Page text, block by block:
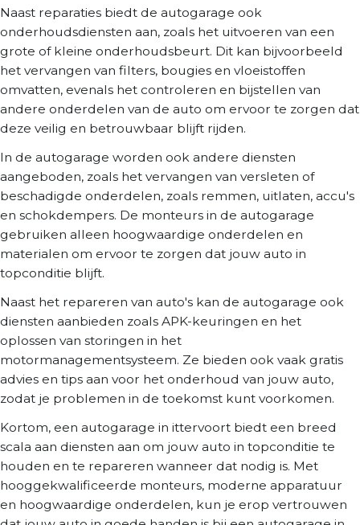
Naast reparaties biedt de autogarage ook
onderhoudsdiensten aan, zoals het uitvoeren van een
grote of kleine onderhoudsbeurt. Dit kan bijvoorbeeld
het vervangen van filters, bougies en vloeistoffen
omvatten, evenals het controleren en bijstellen van
andere onderdelen van de auto om ervoor te zorgen dat
deze veilig en betrouwbaar blijft rijden.
In de autogarage worden ook andere diensten
aangeboden, zoals het vervangen van versleten of
beschadigde onderdelen, zoals remmen, uitlaten, accu's
en schokdempers. De monteurs in de autogarage
gebruiken alleen hoogwaardige onderdelen en
materialen om ervoor te zorgen dat jouw auto in
topconditie blijft.
Naast het repareren van auto's kan de autogarage ook
diensten aanbieden zoals APK-keuringen en het
oplossen van storingen in het
motormanagementsysteem. Ze bieden ook vaak gratis
advies en tips aan voor het onderhoud van jouw auto,
zodat je problemen in de toekomst kunt voorkomen.
Kortom, een autogarage in ittervoort biedt een breed
scala aan diensten aan om jouw auto in topconditie te
houden en te repareren wanneer dat nodig is. Met
hooggekwalificeerde monteurs, moderne apparatuur
en hoogwaardige onderdelen, kun je erop vertrouwen